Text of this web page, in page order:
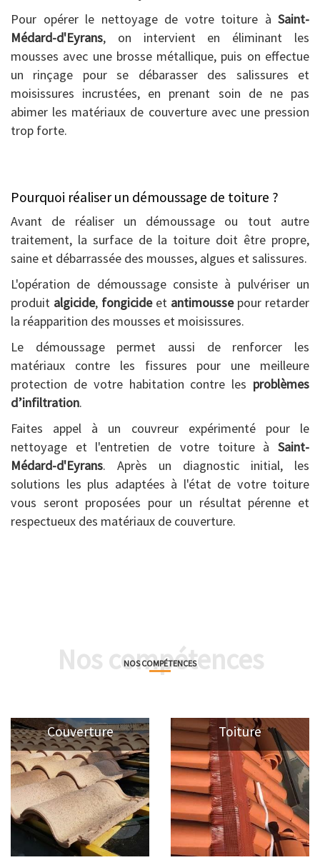
Pour opérer le nettoyage de votre toiture à Saint-
Médard-d'Eyrans, on intervient en éliminant les
mousses avec une brosse métallique, puis on effectue
un rinçage pour se débarasser des salissures et
moisissures incrustées, en prenant soin de ne pas
abimer les matériaux de couverture avec une pression
trop forte.
Pourquoi réaliser un démoussage de toiture ?
Avant de réaliser un démoussage ou tout autre
traitement, la surface de la toiture doit être propre,
saine et débarrassée des mousses, algues et salissures.
L'opération de démoussage consiste à pulvériser un
produit algicide, fongicideet antimoussepour retarder
la réapparition des mousses et moisissures.
Le démoussage permet aussi de renforcer les
matériaux contre les fissures pour une meilleure
protection de votre habitation contre les problèmes
d’infiltration.
Faites appel à un couvreur expérimenté pour le
nettoyage et l'entretien de votre toiture à Saint-
Médard-d'Eyrans. Après un diagnostic initial, les
solutions les plus adaptées à l'état de votre toiture
vous seront proposées pour un résultat pérenne et
respectueux des matériaux de couverture.
Nos compétences
NOS COMPÉTENCES
Couverture Toiture